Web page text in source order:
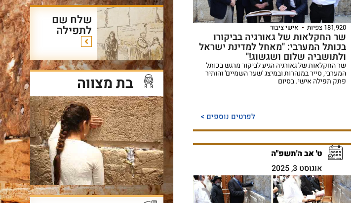
181,920 צפיות אישי ציבור
שר החקלאות של גאורגיה בביקורו
בכותל המערבי: "מאחל למדינת ישראל
ולתושביה שלום ושגשוג!"
שר החקלאות של גאורגיה הגיע לביקור מרגש בכותל
המערבי, סייר במנהרות ובמיצג 'שער השמיים' והותיר
פתק תפילה אישי. בסיום
לפרטים נוספים >
ט' אב ה'תשפ"ה
אוגוסט 3, 2025
שלח שם
לתפילה
בת מצווה